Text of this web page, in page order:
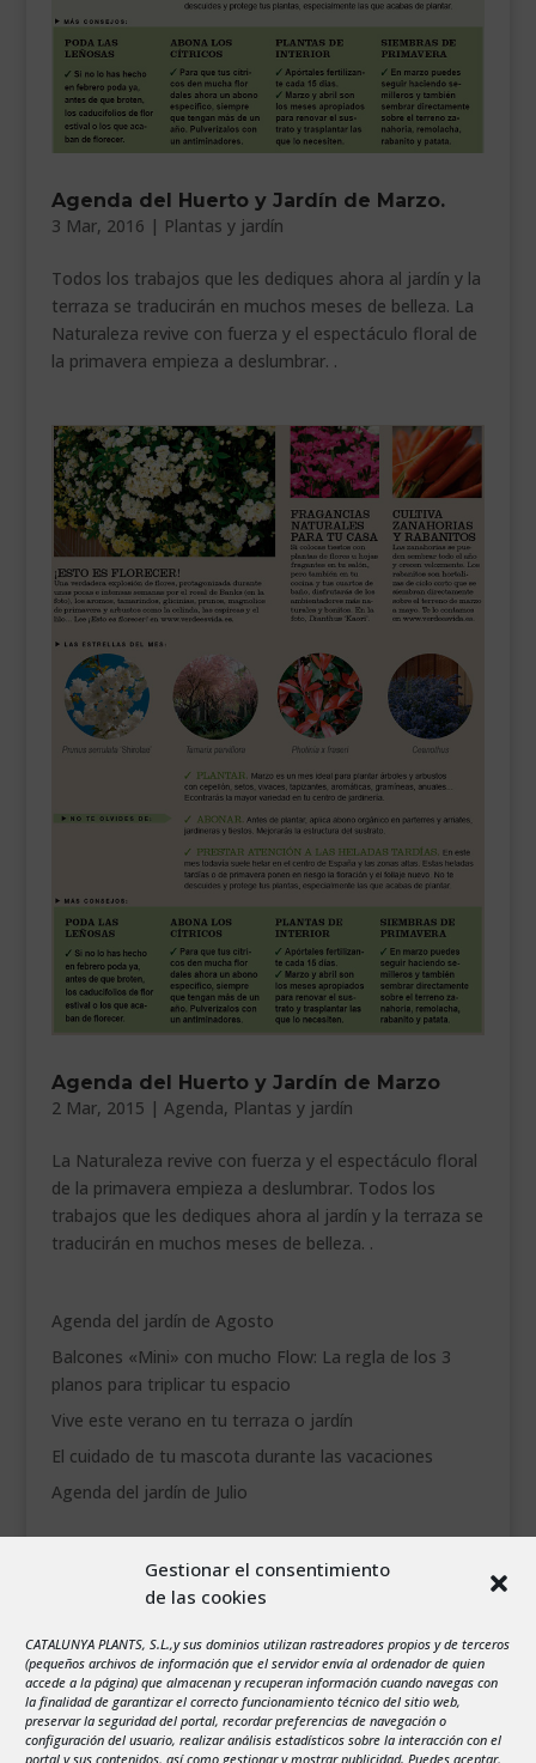
Gestionar el consentimiento
de las cookies
CATALUNYA PLANTS, S.L.,y sus dominios utilizan rastreadores propios y de terceros
(pequeños archivos de información que el servidor envía al ordenador de quien
accede a la página) que almacenan y recuperan información cuando navegas con
la finalidad de garantizar el correcto funcionamiento técnico del sitio web,
preservar la seguridad del portal, recordar preferencias de navegación o
configuración del usuario, realizar análisis estadísticos sobre la interacción con el
portal y sus contenidos, así como gestionar y mostrar publicidad. Puedes aceptar,
Agenda del Huerto y Jardín de Marzo.
3 Mar, 2016 | Plantas y jardín
Todos los trabajos que les dediques ahora al jardín y la
terraza se traducirán en muchos meses de belleza. La
Naturaleza revive con fuerza y el espectáculo floral de
la primavera empieza a deslumbrar. .
Agenda del Huerto y Jardín de Marzo
2 Mar, 2015 | Agenda, Plantas y jardín
La Naturaleza revive con fuerza y el espectáculo floral
de la primavera empieza a deslumbrar. Todos los
trabajos que les dediques ahora al jardín y la terraza se
traducirán en muchos meses de belleza. .
Agenda del jardín de Agosto
Balcones «Mini» con mucho Flow: La regla de los 3
planos para triplicar tu espacio
Vive este verano en tu terraza o jardín
El cuidado de tu mascota durante las vacaciones
Agenda del jardín de Julio
X J V S
3
4 5 6 7 8
9
10
11 12 13 14 15
16
17
18 19 20 21 22
23
24
25 26 27 28 29 30